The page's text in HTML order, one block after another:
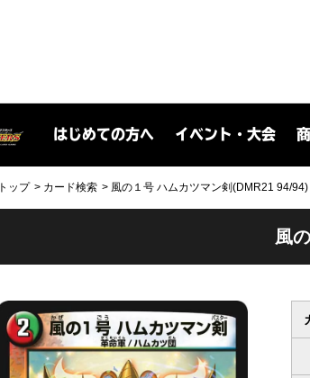
はじめての方へ イベント・大会
トップ カード検索 風の１号 ハムカツマン剣(DMR21 94/94)
風